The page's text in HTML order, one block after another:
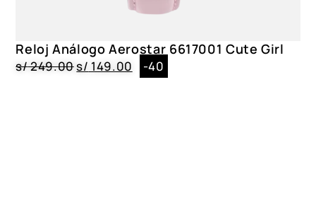
Reloj Análogo Aerostar 6617001 Cute Girl
s/249.00s/ 149.00 -40